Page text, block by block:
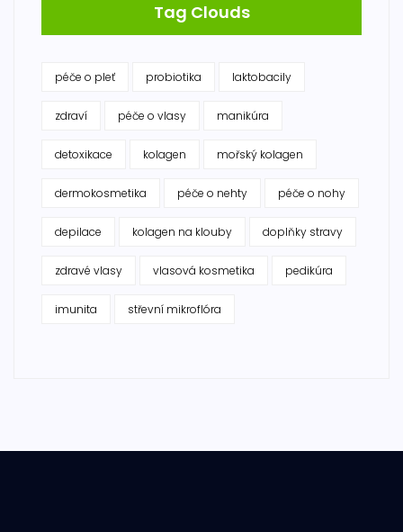
Tag Clouds
péče o pleť probiotika laktobacily
zdraví péče o vlasy manikúra
detoxikace kolagen mořský kolagen
dermokosmetika péče o nehty péče o nohy
depilace kolagen na klouby doplňky stravy
zdravé vlasy vlasová kosmetika pedikúra
imunita střevní mikroflóra